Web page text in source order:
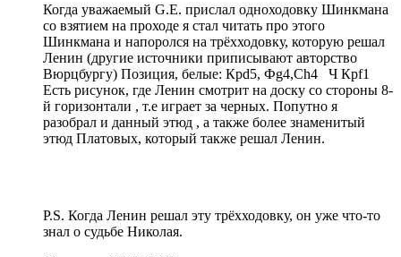
Когда уважаемый G.E. прислал одноходовку Шинкмана
со взятием на проходе я стал читать про этого
Шинкмана и напоролся на трёхходовку, которую решал
Ленин (другие источники приписывают авторство
Вюрцбургу) Позиция, белые: Крd5, Фg4,Ch4 Ч Крf1
Есть рисунок, где Ленин смотрит на доску со стороны 8-
й горизонтали , т.е играет за черных. Попутно я
разобрал и данный этюд , а также более знаменитый
этюд Платовых, который также решал Ленин.
P.S. Когда Ленин решал эту трёхходовку, он уже что-то
знал о судьбе Николая.